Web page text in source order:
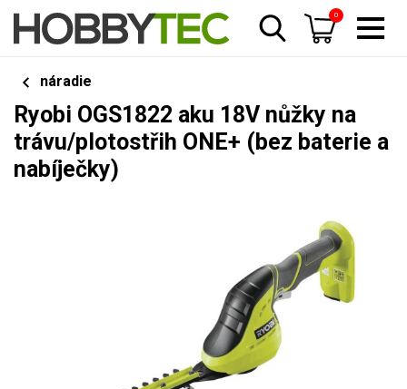
0
náradie
Ryobi OGS1822 aku 18V nůžky na
trávu/plotostřih ONE+ (bez baterie a
nabíječky)